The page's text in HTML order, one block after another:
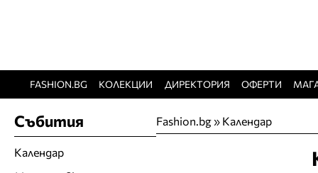
FASHION.BG КОЛЕКЦИИ ДИРЕКТОРИЯ ОФЕРТИ
Fashion.bg» Календар
Събития
Календар